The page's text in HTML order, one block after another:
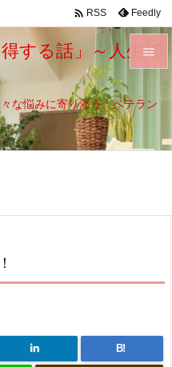
する話」～人生10
な悩みに寄り添う、ベテラン

メニュ
サイド
 RSS Feedly
B!